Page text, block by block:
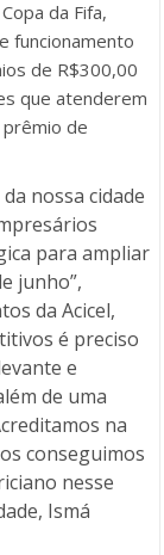
da Fifa,
funcionamento
de R$300,00
que atenderem
de
nossa cidade
para ampliar
junho”,
da Acicel,
é preciso
e
de uma
na
conseguimos
nesse
Ismá